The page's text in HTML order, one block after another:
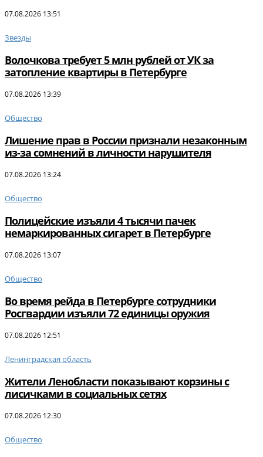
07.08.2026 13:51
Звезды
Волочкова требует 5 млн рублей от УК за
затопление квартиры в Петербурге
07.08.2026 13:39
Общество
Лишение прав в России признали незаконным
из-за сомнений в личности нарушителя
07.08.2026 13:24
Общество
Полицейские изъяли 4 тысячи пачек
немаркированных сигарет в Петербурге
07.08.2026 13:07
Общество
Во время рейда в Петербурге сотрудники
Росгвардии изъяли 72 единицы оружия
07.08.2026 12:51
Ленинградская область
Жители Ленобласти показывают корзины с
лисичками в социальных сетях
07.08.2026 12:30
Общество